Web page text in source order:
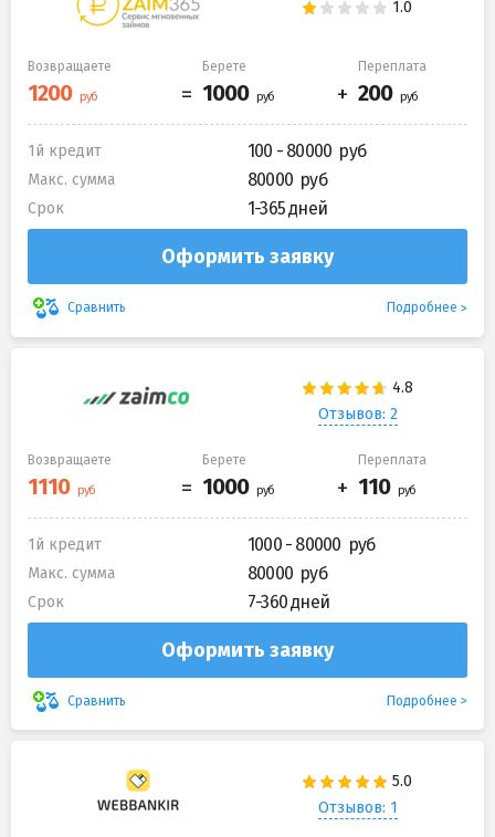
Возвращаете Берете Переплата
1й кредит 100 - 80000
Макс. сумма 80000
Срок 1-365 дней
Оформить заявку
Сравнить Подробнее
Отзывов: 2
Возвращаете Берете Переплата
1й кредит 1000 - 80000
Макс. сумма 80000
Срок 7-360 дней
Оформить заявку
Сравнить Подробнее
Отзывов: 1